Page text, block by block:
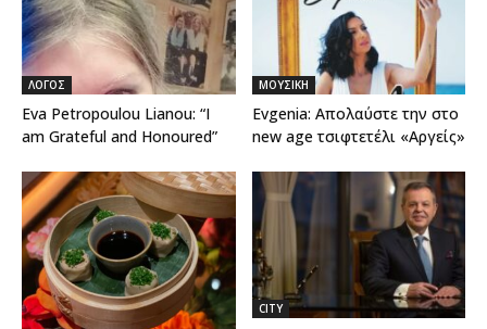
ΛΟΓΟΣ
Eva Petropoulou Lianou: “I
am Grateful and Honoured”
ΜΟΥΣΙΚΗ
Evgenia: Απολαύστε την στο
new age τσιφτετέλι «Αργείς»
CITY